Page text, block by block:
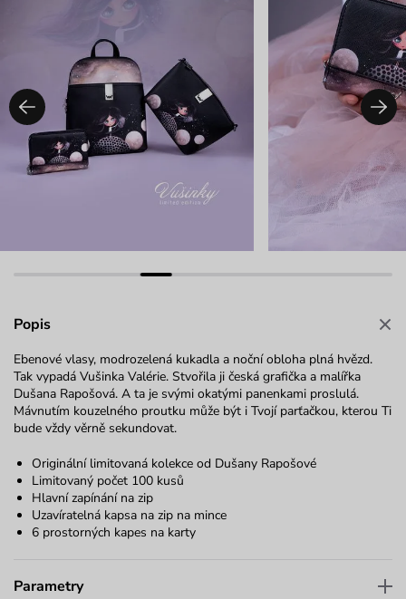
Popis
Ebenové vlasy, modrozelená kukadla a noční obloha plná hvězd.
Tak vypadá Vušinka Valérie. Stvořila ji česká grafička a malířka
Dušana Rapošová. A ta je svými okatými panenkami proslulá.
Mávnutím kouzelného proutku může být i Tvojí parťačkou, kterou Ti
bude vždy věrně sekundovat.
Originální limitovaná kolekce od Dušany Rapošové
Limitovaný počet 100 kusů
Hlavní zapínání na zip
Uzavíratelná kapsa na zip na mince
6 prostorných kapes na karty
Parametry